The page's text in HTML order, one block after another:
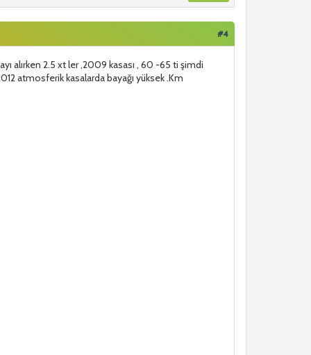
#4
alırken 2.5 xt ler ,2009 kasası , 60 -65 ti şimdi
atmosferik kasalarda bayağı yüksek .Km